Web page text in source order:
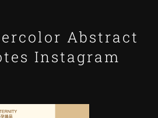
Abstract
Instagram